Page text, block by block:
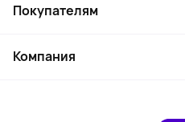
Ноутбуки, мониторы, VR
Косметика и уход
Покупателям
Как заказать
Компания